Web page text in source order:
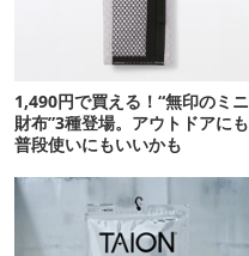
1,490円で買える！“無印のミニ
財布”3種登場。アウトドアにも
普段使いにもいいかも